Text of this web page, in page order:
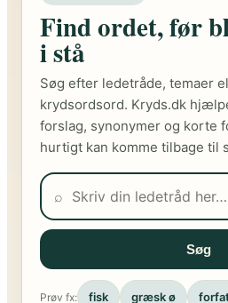
Find ordet, før
i stå
Søg efter ledetråde, temaer
krydsordsord. Kryds.dk
forslag, synonymer og korte
hurtigt kan komme tilbage til
⌕
Søg
Prøv fx: fisk græsk ø